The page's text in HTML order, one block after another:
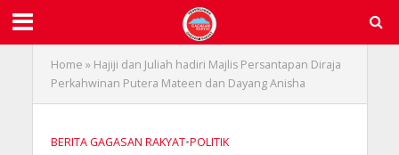
Home » Hajiji dan Juliah hadiri Majlis Persantapan Diraja
Perkahwinan Putera Mateen dan Dayang Anisha
BERITA GAGASAN RAKYAT•POLITIK